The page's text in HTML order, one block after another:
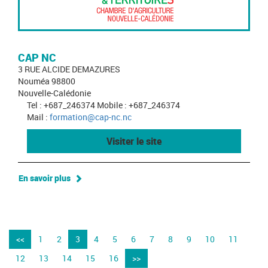
CAP NC
3 RUE ALCIDE DEMAZURES
Nouméa 98800
Nouvelle-Calédonie
Tel : +687_246374 Mobile : +687_246374
Mail : formation@cap-nc.nc
Visiter le site
En savoir plus
<< 1 2 3 4 5 6 7 8 9 10
11
12
13 14 15 16 >>